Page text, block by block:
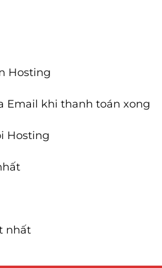
Hosting
Email khi thanh toán xong
Hosting
nhất